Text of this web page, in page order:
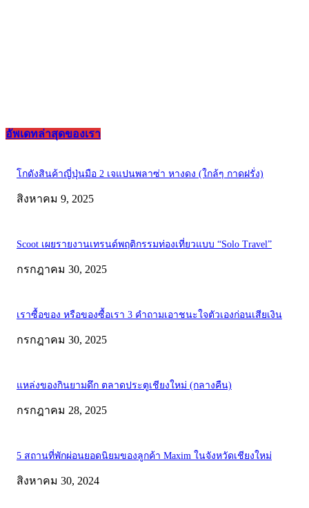
อัพเดทล่าสุดของเรา
โกดังสินค้าญี่ปุ่นมือ 2 เจแปนพลาซ่า หางดง (ใกล้ๆ กาดฝรั่ง)
สิงหาคม 9, 2025
Scoot เผยรายงานเทรนด์พฤติกรรมท่องเที่ยวแบบ “Solo Travel”
กรกฎาคม 30, 2025
เราซื้อของ หรือของซื้อเรา 3 คำถามเอาชนะใจตัวเองก่อนเสียเงิน
กรกฎาคม 30, 2025
แหล่งของกินยามดึก ตลาดประตูเชียงใหม่ (กลางคืน)
กรกฎาคม 28, 2025
5 สถานที่พักผ่อนยอดนิยมของลูกค้า Maxim ในจังหวัดเชียงใหม่
สิงหาคม 30, 2024